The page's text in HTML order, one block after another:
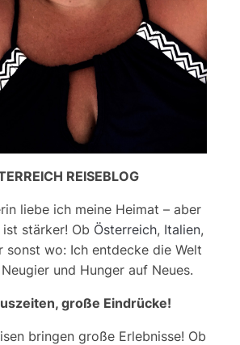
REISEBLOG
liebe ich meine Heimat – aber
ist stärker! Ob Österreich, Italien,
sonst wo: Ich entdecke die Welt
und Hunger auf Neues.
große Eindrücke!
bringen große Erlebnisse! Ob